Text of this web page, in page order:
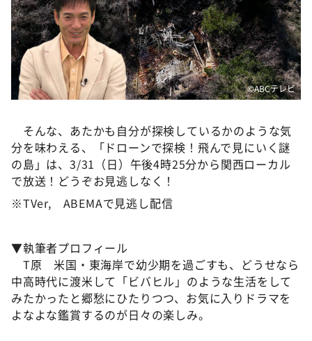
©️ABCテレビ
そんな、あたかも自分が探検しているかのような気
分を味わえる、「ドローンで探検！飛んで見にいく謎
の島」は、3/31（日）午後4時25分から関西ローカル
で放送！どうぞお見逃しなく！
※TVer, ABEMAで見逃し配信
▼執筆者プロフィール
T原 米国・東海岸で幼少期を過ごすも、どうせなら
中高時代に渡米して「ビバヒル」のような生活をして
みたかったと郷愁にひたりつつ、お気に入りドラマを
よなよな鑑賞するのが日々の楽しみ。